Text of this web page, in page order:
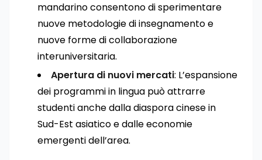
mandarino consentono di sperimentare
nuove metodologie di insegnamento e
nuove forme di collaborazione
interuniversitaria.
Apertura di nuovi mercati: L’espansione
dei programmi in lingua può attrarre
studenti anche dalla diaspora cinese in
Sud-Est asiatico e dalle economie
emergenti dell’area.